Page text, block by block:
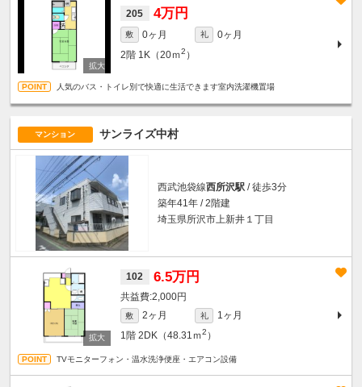
205 4万円
敷 0ヶ月 礼
0ヶ月
2階 1K（20ｍ2 ）
人気のバス・トイレ別で快適に生活できます室内洗濯機置場
マンション サンライズ中村
西武池袋線西所沢駅 / 徒歩3分
築年41年 / 2階建
埼玉県所沢市上新井１丁目
102 6.5万円
2,000円
敷 2ヶ月 礼
1ヶ月
1階 2DK（48.31ｍ2 ）
TVモニターフォン・温水洗浄便座・エアコン設備